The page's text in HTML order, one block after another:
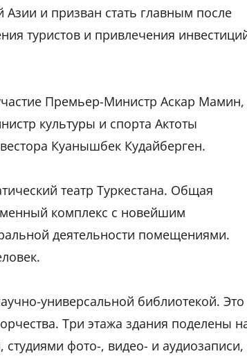
и призван стать главным после
туристов и привлечения
Премьер-Министр Аскар Мамин,
культуры и спорта Актоты
Куанышбек Кудайберген.
театр Туркестана. Общая
комплекс с новейшим
деятельности помещениями.
универсальной библиотекой. Это
Три этажа здания поделены
фото-, видео- и аудиозаписи,